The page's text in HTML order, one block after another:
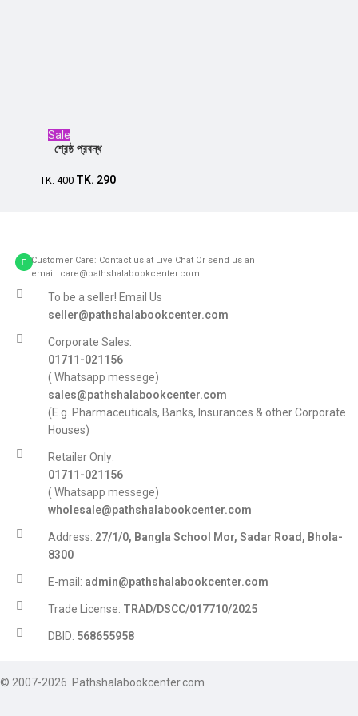
Sale
Add to cart
শ্রেষ্ঠ প্রবন্ধ
TK.400 TK. 290
Customer Care: Contact us at Live Chat Or send us an
email: care@pathshalabookcenter.com
To be a seller! Email Us
seller@pathshalabookcenter.com
Corporate Sales:
01711-021156
( Whatsapp messege)
sales@pathshalabookcenter.com
(E.g. Pharmaceuticals, Banks, Insurances & other Corporate
Houses)
Retailer Only:
01711-021156
( Whatsapp messege)
wholesale@pathshalabookcenter.com
Address: 27/1/0, Bangla School Mor, Sadar Road, Bhola-
8300
E-mail: admin@pathshalabookcenter.com
Trade License: TRAD/DSCC/017710/2025
DBID: 568655958
© 2007-2026 Pathshalabookcenter.com